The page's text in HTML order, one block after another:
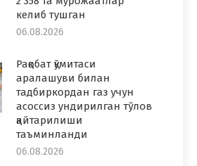
келиб тушган
06.08.2026
Рақобат қўмитаси
аралашуви билан
тадбиркордан газ учун
асоссиз ундирилган тўлов
қайтарилиши
таъминланди
06.08.2026